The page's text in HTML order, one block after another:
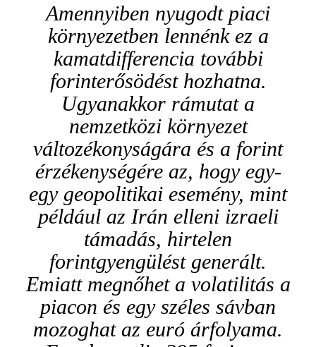
Amennyiben nyugodt piaci
környezetben lennénk ez a
kamatdifferencia további
forinterősödést hozhatna.
Ugyanakkor rámutat a
nemzetközi környezet
változékonyságára és a forint
érzékenységére az, hogy egy-
egy geopolitikai esemény, mint
például az Irán elleni izraeli
támadás, hirtelen
forintgyengülést generált.
Emiatt megnőhet a volatilitás a
piacon és egy széles sávban
mozoghat az euró árfolyama.